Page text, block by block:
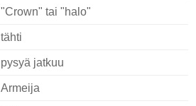
"Crown" tai "halo"
tähti
pysyä jatkuu
Armeija